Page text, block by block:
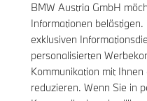
BMW Austria GmbH
Informationen
exklusiven
personalisierten
Kommunikation mit
reduzieren. Wenn Sie in